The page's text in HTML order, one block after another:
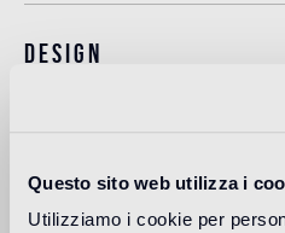
Questo sito web utilizza i
Utilizziamo i cookie per
Design
espués de diferentes
arquitectura y el diseño